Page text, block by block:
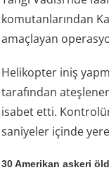
komutanlarından
amaçlayan
Helikopter iniş
tarafından
isabet etti.
saniyeler içinde
30 Amerikan askeri